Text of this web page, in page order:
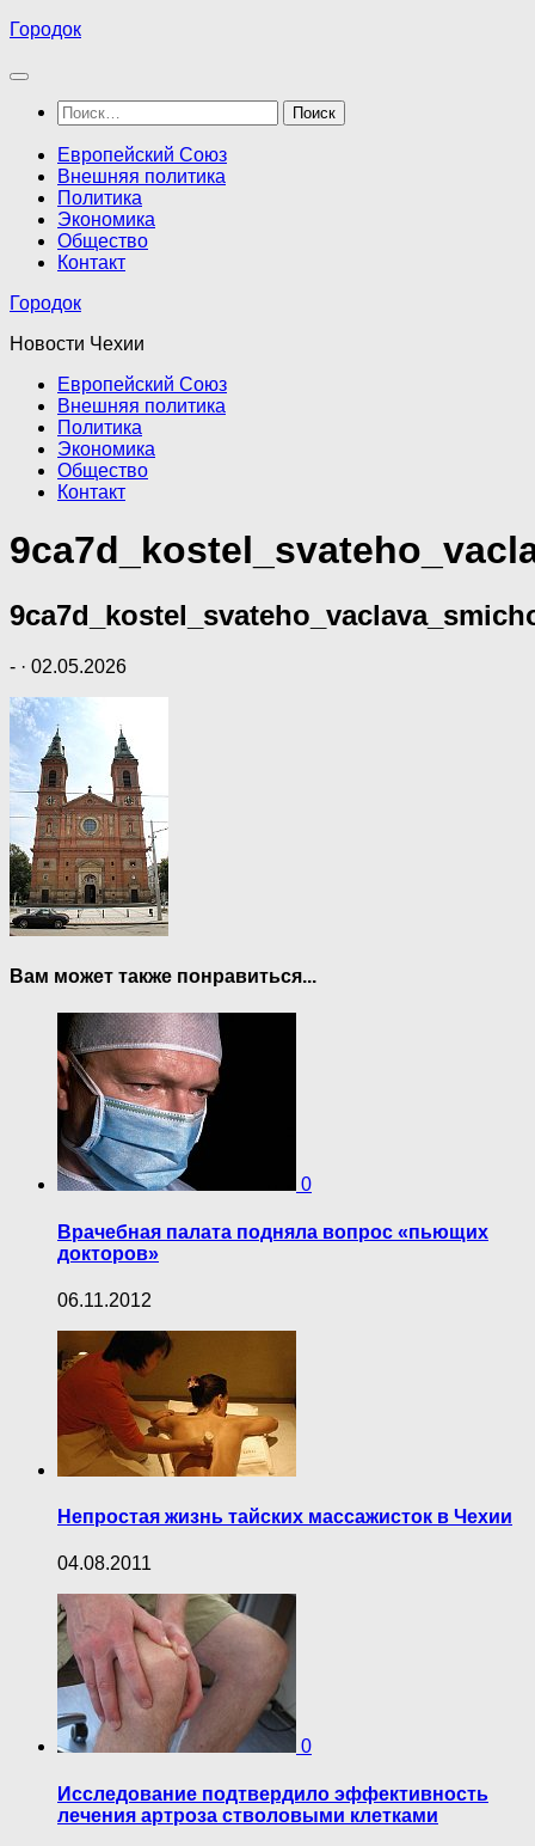
Перейти
содержимому
Городок
Найти:
Европейский Союз
Внешняя политика
Политика
Экономика
Общество
Контакт
Городок
Новости Чехии
Европейский Союз
Внешняя политика
Политика
Экономика
Общество
Контакт
- · 02.05.2026
Вам может также понравиться...
0
Врачебная палата подняла вопрос «пьющих
докторов»
06.11.2012
Непростая жизнь тайских массажисток в Чехии
04.08.2011
0
Исследование подтвердило эффективность
лечения артроза стволовыми клетками